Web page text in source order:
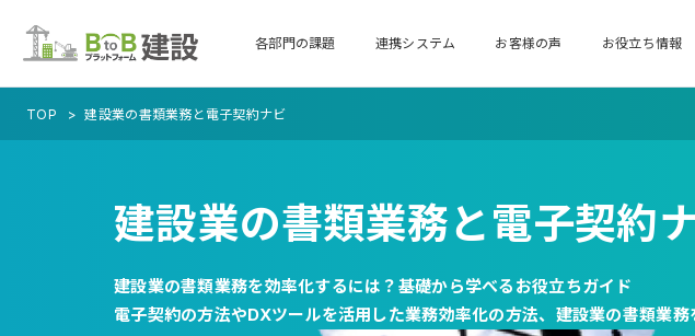
各部門の課題 連携システム お客様の声 お役立ち情報
TOP 建設業の書類業務と電子契約ナビ
建設業の書類業務と電子契約
建設業の書類業務を効率化するには？基礎から学べるお役立ちガイド
電子契約の方法やDXツールを活用した業務効率化の方法、建設業の書類業務